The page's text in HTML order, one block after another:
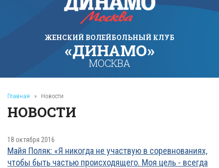
ЖЕНСКИЙ ВОЛЕЙБОЛЬНЫЙ КЛУБ
«ДИНАМО»
МОСКВА
Главная » Новости
НОВОСТИ
18 октября 2016
Майя Поляк: «Я никогда не участвую в соревнованиях,
чтобы быть частью происходящего. Моя цель - всегда